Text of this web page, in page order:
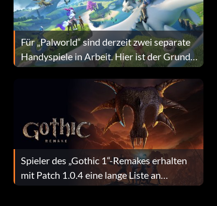
Für „Palworld“ sind derzeit zwei separate
Handyspiele in Arbeit. Hier ist der Grund
dafür.
Spieler des „Gothic 1“-Remakes erhalten
mit Patch 1.0.4 eine lange Liste an
Fehlerbehebungen